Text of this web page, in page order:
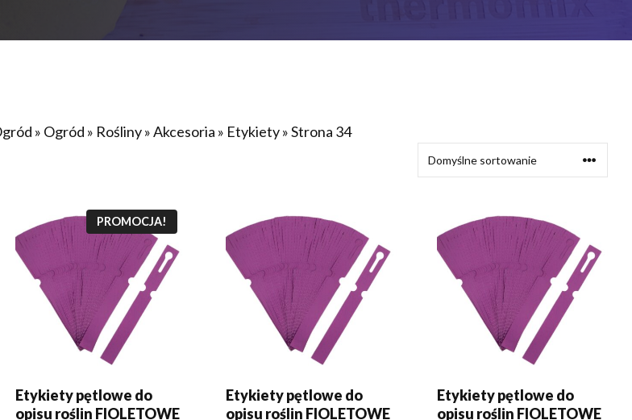
» Ogród » Rośliny»Akcesoria » Etykiety»Strona 34
PROMOCJA!
Etykiety pętlowe do
opisu roślin FIOLETOWE
Etykiety pętlowe do
opisu roślin FIOLETOWE
Etykiety pętlowe do
opisu roślin FIOLETOWE